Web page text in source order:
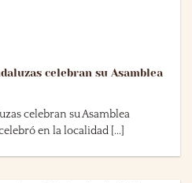
celebran su Asamblea
celebran su Asamblea
en la localidad [...]